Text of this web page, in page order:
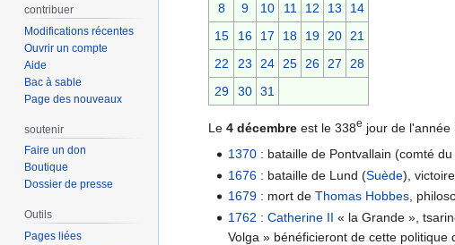
8
9 10 11 12 13
14
15
16 17 18 19 20 21
22
23 24 25 26 27
28
29
30 31
Le 4 décembre est le 338e jour de l'année
1370 : bataille de Pontvallain (comté
1676 : bataille de Lund (Suède),
1679 : mort deThomas Hobbes,
1762 :Catherine II « la Grande »,
Volga » bénéficieront de cette politique
contribuer
Modifications récentes
Ouvrir un compte
Aide
Bac à sable
Page des nouveaux
soutenir
Faire un don
Boutique
Dossier de presse
Outils
Pages liées